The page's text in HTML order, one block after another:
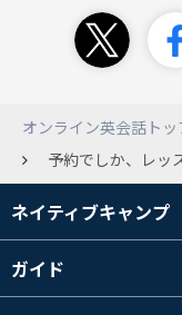
オンライン英会話トッ
予約でしか、レッスンを受講できない、 という講師は、本当にいるのですか？ また、その講師は フィリピン、アメリカ合衆国など、 いろ
ネイティブキャンプ
ガイド